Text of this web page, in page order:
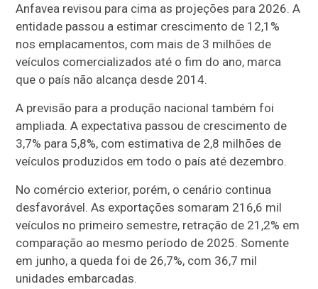
Anfavea revisou para cima as projeções para 2026. A
entidade passou a estimar crescimento de 12,1%
nos emplacamentos, com mais de 3 milhões de
veículos comercializados até o fim do ano, marca
que o país não alcança desde 2014.
A previsão para a produção nacional também foi
ampliada. A expectativa passou de crescimento de
3,7% para 5,8%, com estimativa de 2,8 milhões de
veículos produzidos em todo o país até dezembro.
No comércio exterior, porém, o cenário continua
desfavorável. As exportações somaram 216,6 mil
veículos no primeiro semestre, retração de 21,2% em
comparação ao mesmo período de 2025. Somente
em junho, a queda foi de 26,7%, com 36,7 mil
unidades embarcadas.